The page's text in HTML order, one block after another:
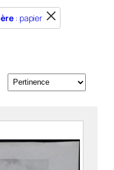
: papier